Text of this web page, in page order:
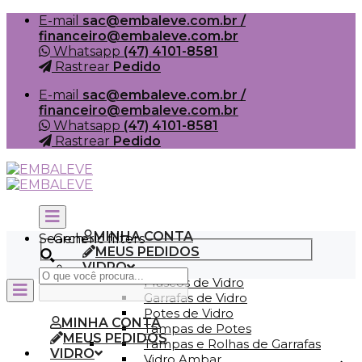
Skip
content
E-mail sac@embaleve.com.br /
financeiro@embaleve.com.br
Whatsapp (47) 4101-8581
Rastrear Pedido
E-mail sac@embaleve.com.br /
financeiro@embaleve.com.br
Whatsapp (47) 4101-8581
Rastrear Pedido
MINHA CONTA
MEUS PEDIDOS
VIDRO
Frascos de Vidro
Garrafas de Vidro
Potes de Vidro
Tampas de Potes
Tampas e Rolhas de Garrafas
Search
Generic filters
MINHA CONTA
MEUS PEDIDOS
VIDRO